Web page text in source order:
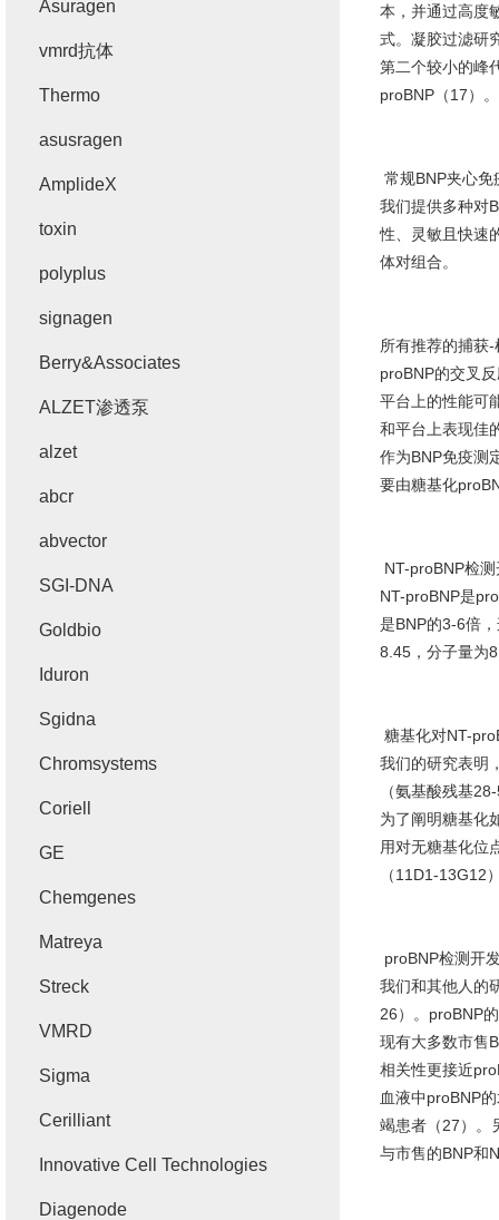
本，并通过高度
式。凝胶过滤研
第二个较小的峰
proBNP （17）。
常规BNP夹心免
我们提供多种对
性、灵敏且快速
体对组合。
所有推荐的捕获-
proBNP的交叉
平台上的性能可
和平台上表现佳
作为BNP免疫测
要由糖基化
NT-proBNP检测
NT-proBNP是
是BNP的3-6倍
8.45 ，分子量为
糖基化对NT-
我们的研究表明
（氨基酸残基
为了阐明糖基化
用对无糖基化位
（11D1-13G12
proBNP检测开
我们和其他人的
26）。 proBNP
现有大多数市售
相关性更接近
血液中proBNP
竭患者（27）。
与市售的BNP和
Asuragen
vmrd抗体
Thermo
asusragen
AmplideX
toxin
polyplus
signagen
Berry&Associates
ALZET渗透泵
alzet
abcr
abvector
SGI-DNA
Goldbio
Iduron
Sgidna
Chromsystems
Coriell
GE
Chemgenes
Matreya
Streck
VMRD
Sigma
Cerilliant
Innovative Cell Technologies
Diagenode